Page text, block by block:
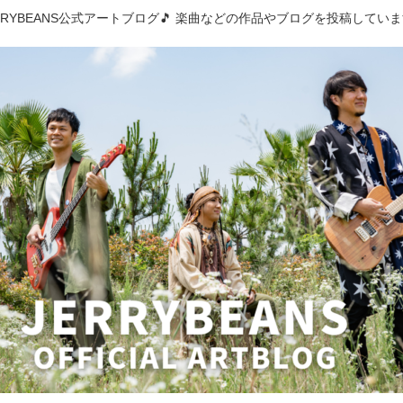
公式アートブログ🎵 楽曲などの作品やブログを投稿してい